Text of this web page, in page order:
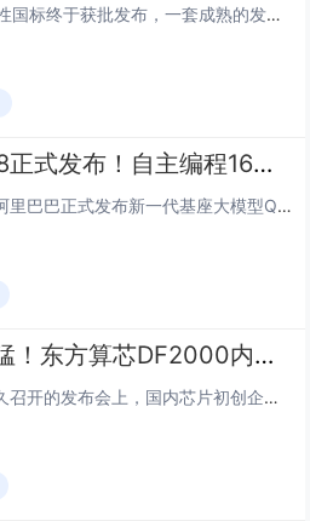
L3级、L4级自动驾驶的强制性国标终于获批发布，一套成熟的发展体系开始形成。8月4日，财联社记者从工信部网站获悉，在公开征求意见一个多月后，7月30日，工信部组织制定并归口的《智能网联汽车 自动驾驶系统安全要求》（GB 44721—2026...
阿里超大杯Qwen3.8正式发布！自主编程16天搓出另一个“Hermes Agent”
快科技8月3日消息，今日，阿里巴巴正式发布新一代基座大模型Qwen3.8，总参数量2.4万亿，在编程（Coding）和专业办公（Cowork）方面能力大幅提升。在今日放榜的权威三方榜单Arena中，阿里Qwen模型仅次于Anthropic的...
国产14nm也能这么猛！东方算芯DF2000内存带宽超英伟达GB200近两倍
快科技8月3日消息，在前不久召开的发布会上，国内芯片初创企业东方算芯正式公布了其首款AI芯片DF1000，同时还披露了下代DF2000芯片及TY64超级节点的性能指标。其中DF2000基于成熟的14nm工艺，BF16算力达到1000TFLO...